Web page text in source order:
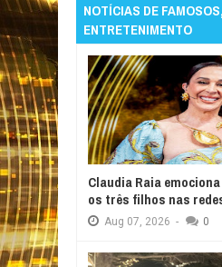
NOTÍCIAS DE
ENTRETENIMENTO
Claudia Raia
os três filhos nas
Aug 07, 2026 - 0